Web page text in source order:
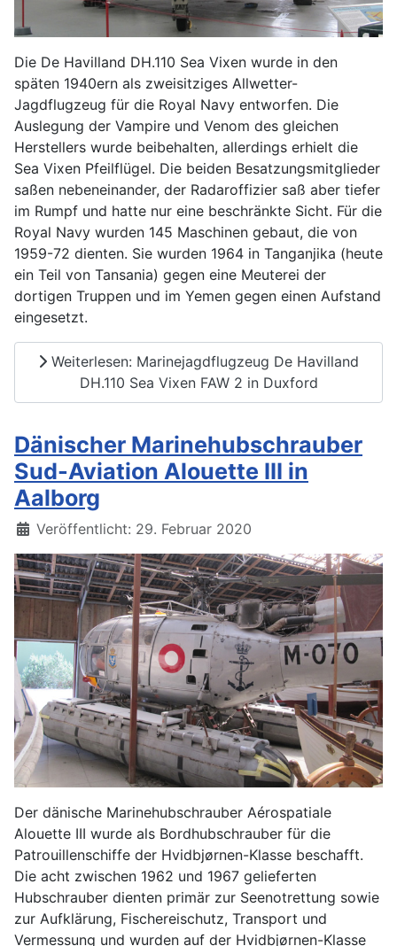
Die De Havilland DH.110 Sea Vixen wurde in den
späten 1940ern als zweisitziges Allwetter-
Jagdflugzeug für die Royal Navy entworfen. Die
Auslegung der Vampire und Venom des gleichen
Herstellers wurde beibehalten, allerdings erhielt die
Sea Vixen Pfeilflügel. Die beiden Besatzungsmitglieder
saßen nebeneinander, der Radaroffizier saß aber tiefer
im Rumpf und hatte nur eine beschränkte Sicht. Für die
Royal Navy wurden 145 Maschinen gebaut, die von
1959-72 dienten. Sie wurden 1964 in Tanganjika (heute
ein Teil von Tansania) gegen eine Meuterei der
dortigen Truppen und im Yemen gegen einen Aufstand
eingesetzt.
Weiterlesen: Marinejagdflugzeug De Havilland
DH.110 Sea Vixen FAW 2 in Duxford
Dänischer Marinehubschrauber
Sud-Aviation Alouette III in
Aalborg
Details
Veröffentlicht: 29. Februar 2020
Der dänische Marinehubschrauber Aérospatiale
Alouette III wurde als Bordhubschrauber für die
Patrouillenschiffe der Hvidbjørnen-Klasse beschafft.
Die acht zwischen 1962 und 1967 gelieferten
Hubschrauber dienten primär zur Seenotrettung sowie
zur Aufklärung, Fischereischutz, Transport und
Vermessung und wurden auf der Hvidbjørnen-Klasse